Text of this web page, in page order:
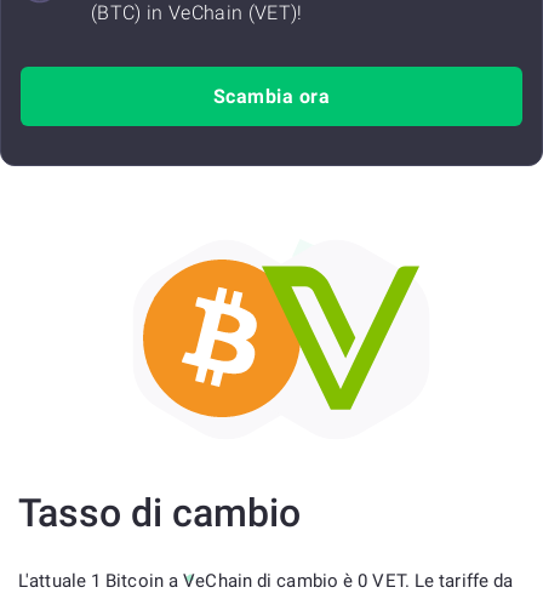
(BTC) in VeChain (VET)!
Scambia ora
Tasso di cambio
L'attuale 1 Bitcoin a VeChain di cambio è 0 VET. Le tariffe da